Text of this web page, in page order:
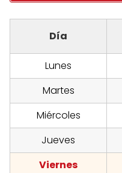
Día
Lunes
Martes
Miércoles
Jueves
Viernes